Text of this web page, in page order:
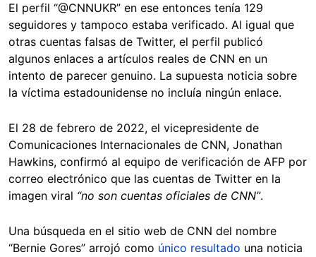
El perfil “@CNNUKR” en ese entonces tenía 129
seguidores y tampoco estaba verificado. Al igual que
otras cuentas falsas de Twitter, el perfil publicó
algunos enlaces a artículos reales de CNN en un
intento de parecer genuino. La supuesta noticia sobre
la víctima estadounidense no incluía ningún enlace.
El 28 de febrero de 2022, el vicepresidente de
Comunicaciones Internacionales de CNN, Jonathan
Hawkins, confirmó al equipo de verificación de AFP por
correo electrónico que las cuentas de Twitter en la
imagen viral “no son cuentas oficiales de CNN”.
Una búsqueda en el sitio web de CNN del nombre
“Bernie Gores” arrojó como único resultado una noticia